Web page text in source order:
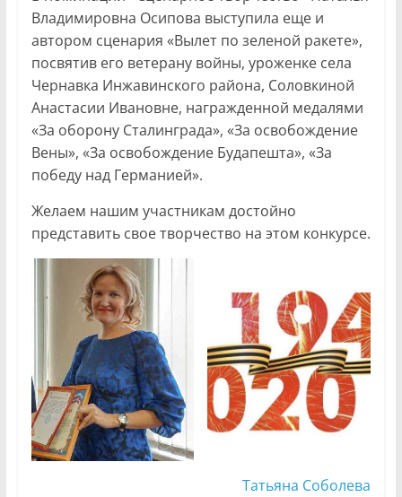
Владимировна Осипова выступила еще и
автором сценария «Вылет по зеленой ракете»,
посвятив его ветерану войны, уроженке села
Чернавка Инжавинского района, Соловкиной
Анастасии Ивановне, награжденной медалями
«За оборону Сталинграда», «За освобождение
Вены», «За освобождение Будапешта», «За
победу над Германией».
Желаем нашим участникам достойно
представить свое творчество на этом конкурсе.
Татьяна Соболева